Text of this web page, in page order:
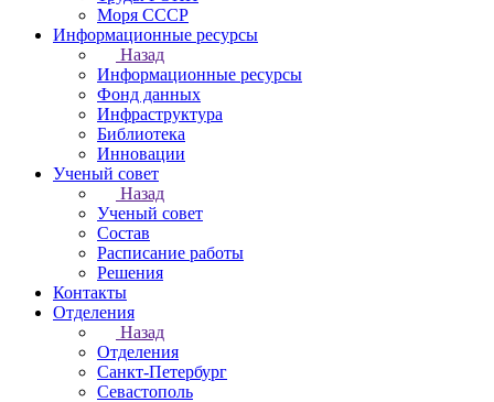
Моря СССР
Информационные ресурсы
Назад
Информационные ресурсы
Фонд данных
Инфраструктура
Библиотека
Инновации
Ученый совет
Назад
Ученый совет
Состав
Расписание работы
Решения
Контакты
Отделения
Назад
Отделения
Санкт-Петербург
Севастополь